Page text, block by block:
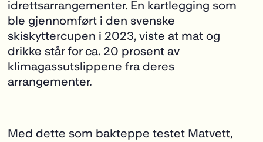
idrettsarrangementer. En kartlegging som
ble gjennomført i den svenske
skiskyttercupen i 2023, viste at mat og
drikke står for ca. 20 prosent av
klimagassutslippene fra deres
arrangementer.
Med dette som bakteppe testet Matvett,